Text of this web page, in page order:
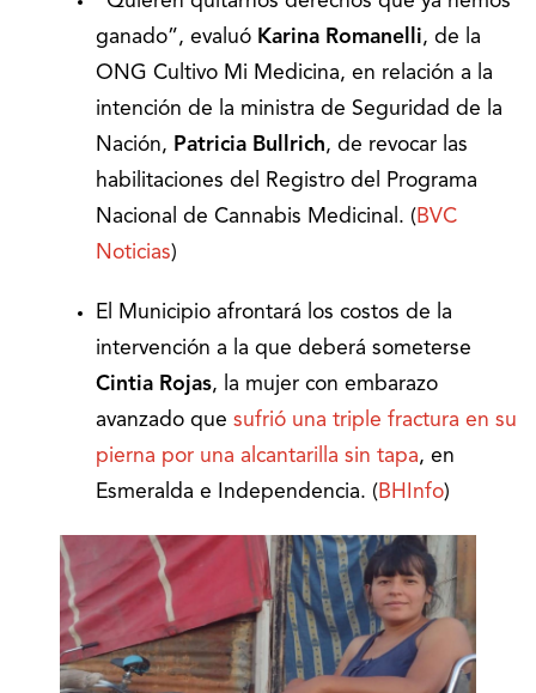
ganado”, evaluó Karina Romanelli, de la
ONG Cultivo Mi Medicina, en relación a la
intención de la ministra de Seguridad de la
Nación, Patricia Bullrich, de revocar las
habilitaciones del Registro del Programa
Nacional de Cannabis Medicinal. ( BVC
Noticias)
El Municipio afrontará los costos de la
intervención a la que deberá someterse
Cintia Rojas, la mujer con embarazo
avanzado que sufrió una triple fractura en su
pierna por una alcantarilla sin tapa, en
Esmeralda e Independencia. ( BHInfo)